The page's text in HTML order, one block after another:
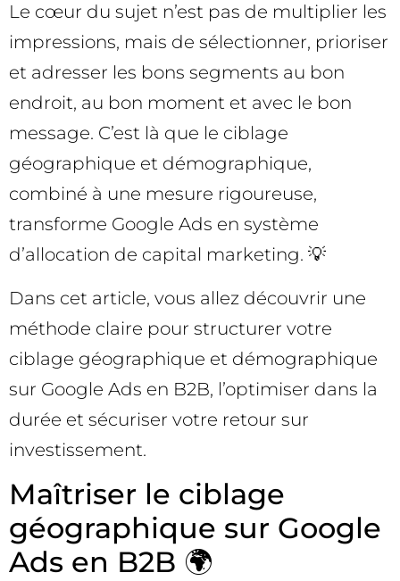
Le cœur du sujet n’est pas de multiplier les
impressions, mais de sélectionner, prioriser
et adresser les bons segments au bon
endroit, au bon moment et avec le bon
message. C’est là que le ciblage
géographique et démographique,
combiné à une mesure rigoureuse,
transforme Google Ads en système
d’allocation de capital marketing. 💡
Dans cet article, vous allez découvrir une
méthode claire pour structurer votre
ciblage géographique et démographique
sur Google Ads en B2B, l’optimiser dans la
durée et sécuriser votre retour sur
investissement.
Maîtriser le ciblage
géographique sur Google
Ads en B2B 🌍